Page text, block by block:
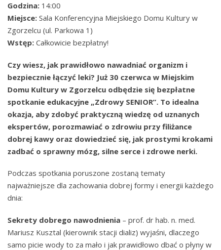
Godzina: 14:00
Miejsce: Sala Konferencyjna Miejskiego Domu Kultury w
Zgorzelcu (ul. Parkowa 1)
Wstęp: Całkowicie bezpłatny!
Czy wiesz, jak prawidłowo nawadniać organizm i
bezpiecznie łączyć leki? Już 30 czerwca w Miejskim
Domu Kultury w Zgorzelcu odbędzie się bezpłatne
spotkanie edukacyjne „Zdrowy SENIOR”. To idealna
okazja, aby zdobyć praktyczną wiedzę od uznanych
ekspertów, porozmawiać o zdrowiu przy filiżance
dobrej kawy oraz dowiedzieć się, jak prostymi krokami
zadbać o sprawny mózg, silne serce i zdrowe nerki.
Podczas spotkania poruszone zostaną tematy
najważniejsze dla zachowania dobrej formy i energii każdego
dnia:
Sekrety dobrego nawodnienia – prof. dr hab. n. med.
Mariusz Kusztal (kierownik stacji dializ) wyjaśni, dlaczego
samo picie wody to za mało i jak prawidłowo dbać o płyny w